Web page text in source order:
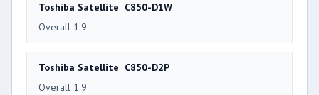
Toshiba Satellite C850-D1W
Overall 1.9
Toshiba Satellite C850-D2P
Overall 1.9